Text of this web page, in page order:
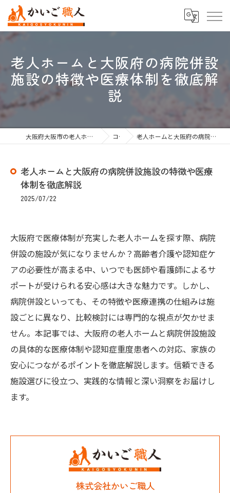
老人ホームと大阪府の病院併設
施設の特徴や医療体制を徹底解
説
大阪府大阪市の老人ホーム紹介なら株式会社かいご職人 コラム 老人ホームと大阪府の病院併設施設の特徴や医療体制を徹底解説
老人ホームと大阪府の病院併設施設の特徴や医療
体制を徹底解説
2025/07/22
大阪府で医療体制が充実した老人ホームを探す際、病院
併設の施設が気になりませんか？高齢者介護や認知症ケ
アの必要性が高まる中、いつでも医師や看護師によるサ
ポートが受けられる安心感は大きな魅力です。しかし、
病院併設といっても、その特徴や医療連携の仕組みは施
設ごとに異なり、比較検討には専門的な視点が欠かせま
せん。本記事では、大阪府の老人ホームと病院併設施設
の具体的な医療体制や認知症重度患者への対応、家族の
安心につながるポイントを徹底解説します。信頼できる
施設選びに役立つ、実践的な情報と深い洞察をお届けし
ます。
株式会社かいご職人